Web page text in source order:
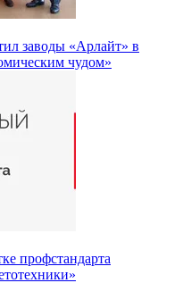
заводы «Арлайт» в
чудом»
профстандарта